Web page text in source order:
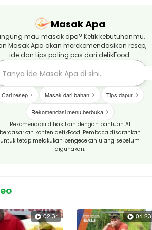
Masak Apa
mau masak apa? Ketik kebutuhanmu,
Masak Apa akan merekomendasikan resep,
ide dan tips paling pas dari detikFood.
Cari resep Masak dari bahan Tips dapur
Rekomendasi menu berbuka
Rekomendasi dihasilkan dengan bantuan AI
konten detikFood. Pembaca disarankan
untuk tetap melakukan pengecekan ulang sebelum
digunakan.
02:34 01:23